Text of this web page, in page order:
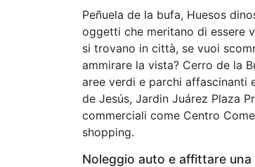
Peñuela de la bufa, Huesos
oggetti che meritano di essere
si trovano in città, se vuoi
ammirare la vista? Cerro de la
aree verdi e parchi affascinanti
de Jesús, Jardin Juárez Plaza
commerciali come Centro
shopping.
Noleggio auto e affittare